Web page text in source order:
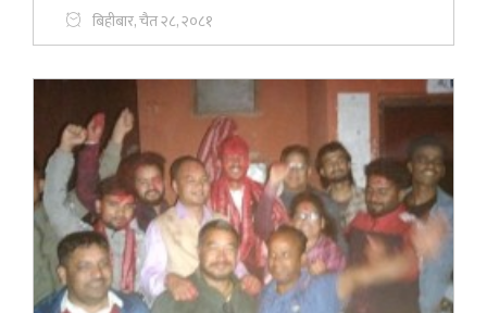
बिहीबार, चैत २८, २०८१